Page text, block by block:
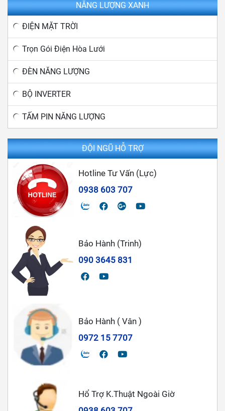
NĂNG LƯỢNG XANH
ĐIỆN MẶT TRỜI
Trọn Gói Điện Hòa Lưới
ĐÈN NĂNG LƯỢNG
BỘ INVERTER
TẤM PIN NĂNG LƯỢNG
ĐỘI NGŨ HỖ TRỢ
Hotline Tư Vấn (Lực)
0938 603 707
Bảo Hành (Trinh)
090 3645 831
Bảo Hành ( Vân )
0972 15 7707
Hổ Trợ K.Thuật Ngoài Giờ